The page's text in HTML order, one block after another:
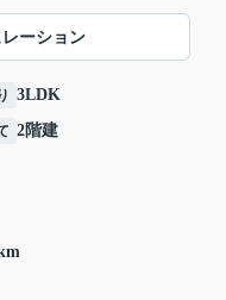
ーション
3LDK
2階建